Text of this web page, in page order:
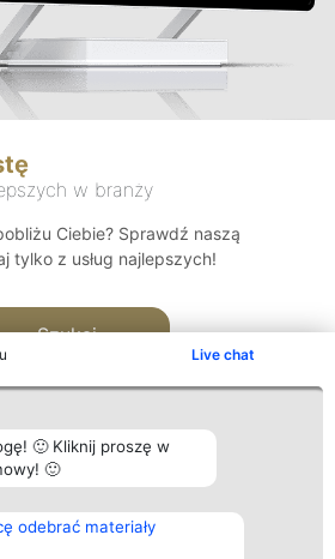
Live chat
🙂 Kliknij proszę w
🙂
odebrać materiały
w branży
Ciebie? Sprawdź naszą
tylko z usług najlepszych!
Szukaj
Plebiscyt
Laureaci
Kontakt
Kontakt